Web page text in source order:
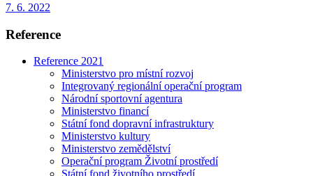
7. 6. 2022
Reference
Reference 2021
Ministerstvo pro místní rozvoj
Integrovaný regionální operační program
Národní sportovní agentura
Ministerstvo financí
Státní fond dopravní infrastruktury
Ministerstvo kultury
Ministerstvo zemědělství
Operační program Životní prostředí